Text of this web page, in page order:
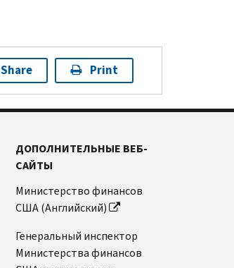
Share Print
ДОПОЛНИТЕЛЬНЫЕ ВЕБ-
САЙТЫ
Министерство финансов
США (Английский)
Генеральный инспектор
Министерства финансов